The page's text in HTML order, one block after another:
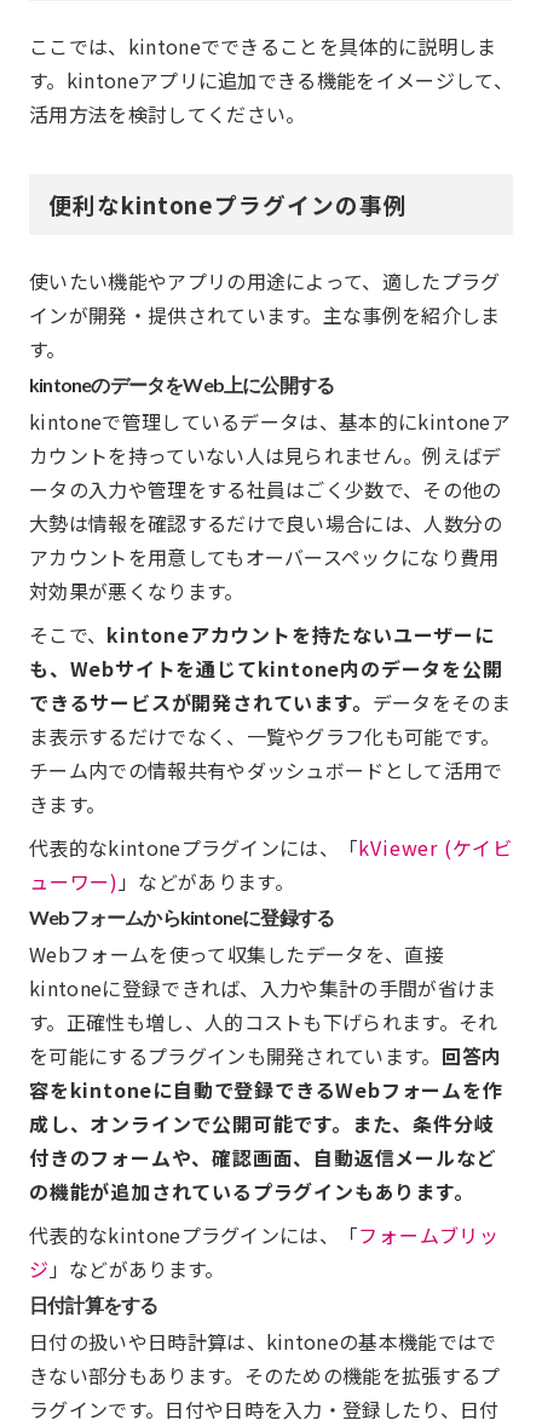
ここでは、kintoneでできることを具体的に説明しま
す。kintoneアプリに追加できる機能をイメージして、
活用方法を検討してください。
便利なkintoneプラグインの事例
使いたい機能やアプリの用途によって、適したプラグ
インが開発・提供されています。主な事例を紹介しま
す。
kintoneのデータをWeb上に公開する
kintoneで管理しているデータは、基本的にkintoneア
カウントを持っていない人は見られません。例えばデ
ータの入力や管理をする社員はごく少数で、その他の
大勢は情報を確認するだけで良い場合には、人数分の
アカウントを用意してもオーバースペックになり費用
対効果が悪くなります。
そこで、 kintoneアカウントを持たないユーザーに
も、Webサイトを通じてkintone内のデータを公開
できるサービスが開発されています。 データをそのま
ま表示するだけでなく、一覧やグラフ化も可能です。
チーム内での情報共有やダッシュボードとして活用で
きます。
代表的なkintoneプラグインには、「kViewer (ケイビ
ューワー) 」などがあります。
Webフォームからkintoneに登録する
Webフォームを使って収集したデータを、直接
kintoneに登録できれば、入力や集計の手間が省けま
す。正確性も増し、人的コストも下げられます。それ
を可能にするプラグインも開発されています。 回答内
容をkintoneに自動で登録できるWebフォームを作
成し、オンラインで公開可能です。また、条件分岐
付きのフォームや、確認画面、自動返信メールなど
の機能が追加されているプラグインもあります。
代表的なkintoneプラグインには、「フォームブリッ
ジ 」などがあります。
日付計算をする
日付の扱いや日時計算は、kintoneの基本機能ではで
きない部分もあります。そのための機能を拡張するプ
ラグインです。日付や日時を入力・登録したり、日付